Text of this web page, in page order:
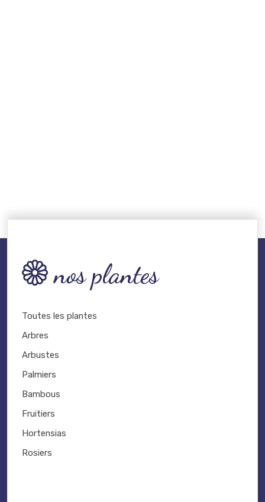
nos plantes
Toutes les plantes
Arbres
Arbustes
Palmiers
Bambous
Fruitiers
Hortensias
Rosiers